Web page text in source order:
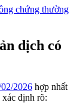
chứng thường
dịch có
2026 hợp nhất
định rõ: